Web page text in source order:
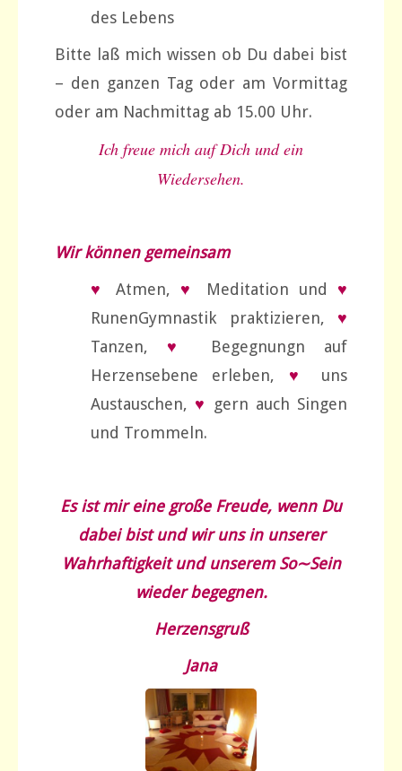
des Lebens
Bitte laß mich wissen ob Du dabei bist
– den ganzen Tag oder am Vormittag
oder am Nachmittag ab 15.00 Uhr.
Ich freue mich auf Dich und ein
Wiedersehen.
Wir können gemeinsam
♥
Atmen, ♥ Meditation und ♥
RunenGymnastik praktizieren, ♥
Tanzen, ♥
Begegnungn auf
Herzensebene erleben, ♥
uns
Austauschen, ♥ gern auch Singen
und Trommeln.
Es ist mir eine große Freude, wenn Du
dabei bist und wir uns in unserer
Wahrhaftigkeit und unserem So∼Sein
wieder begegnen.
Herzensgruß
Jana